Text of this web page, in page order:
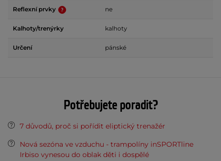
Reflexní prvky ne
Kalhoty/trenýrky kalhoty
Určení pánské
Potřebujete poradit?
7 důvodů, proč si pořídit eliptický trenažér
Nová sezóna ve vzduchu - trampolíny inSPORTline
Irbiso vynesou do oblak děti i dospělé